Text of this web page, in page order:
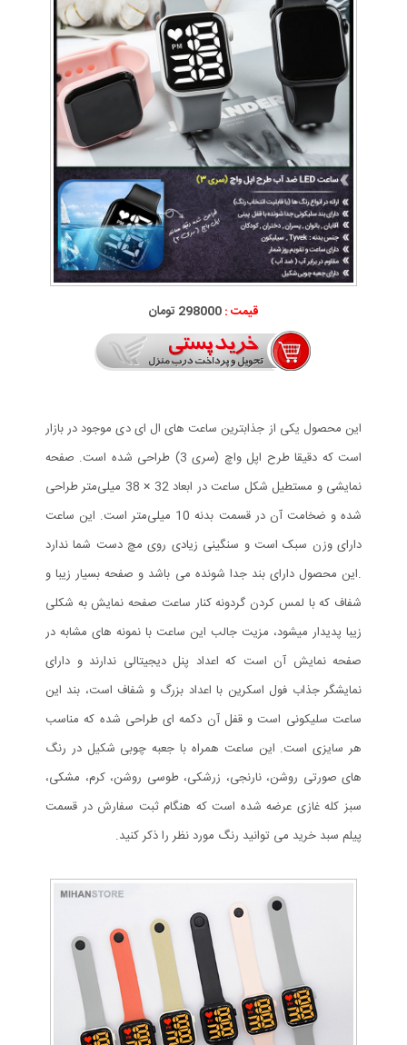
قیمت :298000 تومان
این محصول یکی از جذابترین ساعت های ال ای دی موجود در بازار
است که دقیقا طرح اپل واچ (سری 3) طراحی شده است. صفحه
نمایشی و مستطیل شکل ساعت در ابعاد 32 × 38 میلی‌متر طراحی
شده و ضخامت آن در قسمت بدنه 10 میلی‌متر است. این ساعت
دارای وزن سبک است و سنگینی زیادی روی مچ دست شما ندارد
.این محصول دارای بند جدا شونده می باشد و صفحه بسیار زیبا و
شفاف که با لمس کردن گردونه کنار ساعت صفحه نمایش به شکلی
زیبا پدیدار میشود، مزیت جالب این ساعت با نمونه های مشابه در
صفحه نمایش آن است که اعداد پنل دیجیتالی ندارند و دارای
نمایشگر جذاب فول اسکرین با اعداد بزرگ و شفاف است، بند این
ساعت سلیکونی است و قفل آن دکمه ای طراحی شده که مناسب
هر سایزی است. این ساعت همراه با جعبه چوبی شکیل در رنگ
های صورتی روشن، نارنجی، زرشکی، طوسی روشن، کرم، مشکی،
سبز کله غازی عرضه شده است که هنگام ثبت سفارش در قسمت
پیلم سبد خرید می توانید رنگ مورد نظر را ذکر کنید.